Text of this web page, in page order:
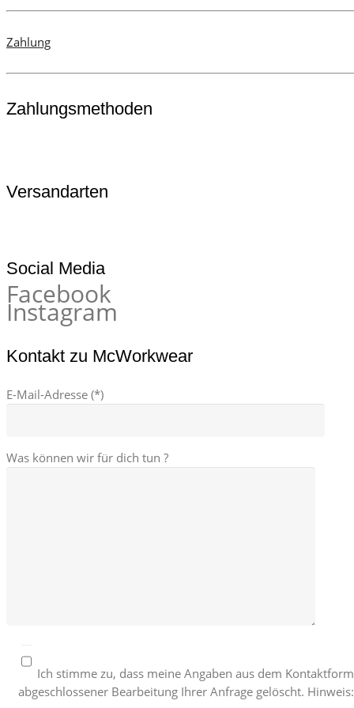
Zahlung
Zahlungsmethoden
Versandarten
Social Media
Facebook
Instagram
Kontakt zu McWorkwear
E-Mail-Adresse (*)
Was können wir für dich tun ?
Ich stimme zu, dass meine Angaben aus dem
abgeschlossener Bearbeitung Ihrer Anfrage gelöscht.